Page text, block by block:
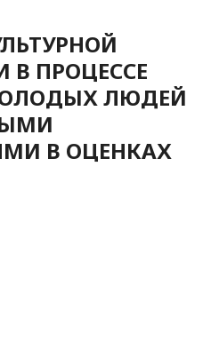
В ПРОЦЕССЕ
ЛЮДЕЙ
В ОЦЕНКАХ